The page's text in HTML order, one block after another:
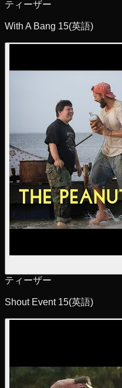
ティーザー
With A Bang 15(英語)
ティーザー
Shout Event 15(英語)